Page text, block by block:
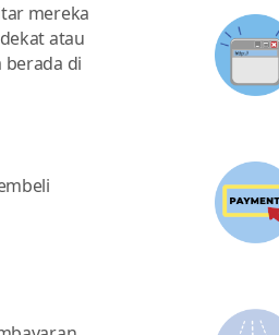
mereka
atau
berada di